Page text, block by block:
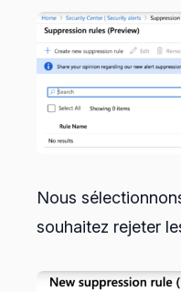
Nous
souhaitez rejeter